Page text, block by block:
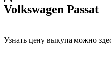
Volkswagen Passat
Узнать цену выкупа можно